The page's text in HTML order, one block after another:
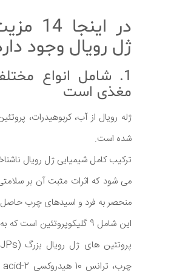
در
ژل رویال وجود
1. شامل انواع
مغذی است
ژله رویال از آب، کربوهیدرات،
شده است.
ترکیب کامل شیمیایی ژل رویال
می شود که اثرات مثبت آن بر
منحصر به فرد و اسیدهای چرب
این شامل 9 گلیکوپروتئین